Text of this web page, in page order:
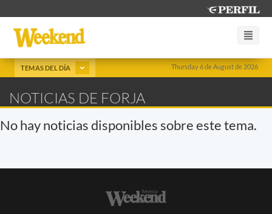
Thursday 6 de August de 2026
TEMAS DEL DÍA
NOTICIAS DE FORJA
No hay noticias disponibles sobre este tema.